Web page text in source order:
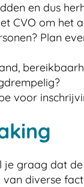
en dus
CVO om het
Plan
voor
graag dat
diverse